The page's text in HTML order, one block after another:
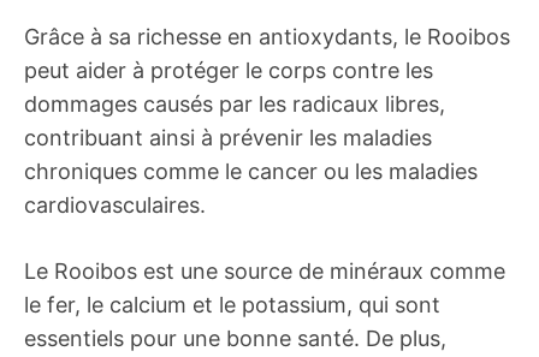
Grâce à sa richesse en antioxydants, le Rooibos
peut aider à protéger le corps contre les
dommages causés par les radicaux libres,
contribuant ainsi à prévenir les maladies
chroniques comme le cancer ou les maladies
cardiovasculaires.
Le Rooibos est une source de minéraux comme
le fer, le calcium et le potassium, qui sont
essentiels pour une bonne santé. De plus,